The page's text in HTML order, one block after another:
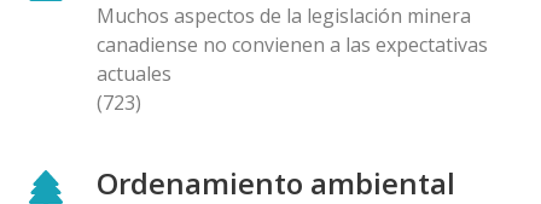
Muchos aspectos de la legislación minera
canadiense no convienen a las expectativas
actuales
(723)
Ordenamiento ambiental